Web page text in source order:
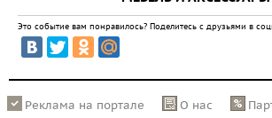
Это событие вам понравилось? Поделитесь с друзьями в
Реклама на портале О нас